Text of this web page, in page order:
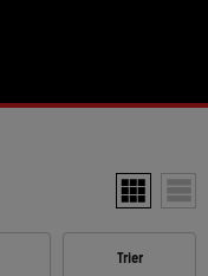
Afficher
Trier